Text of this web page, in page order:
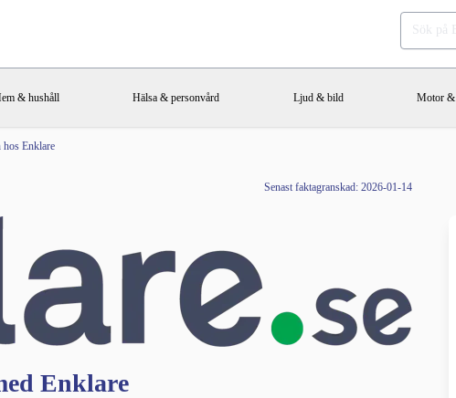
& hushåll Hälsa & personvård Ljud & bild Motor
hos Enklare
Senast faktagranskad: 2026-01-14
Enklare